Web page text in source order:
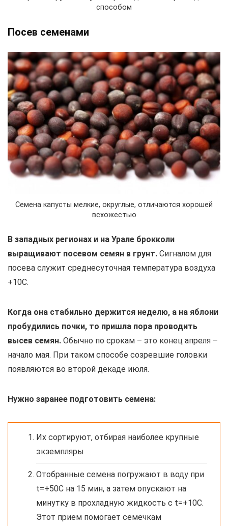
способом
Посев семенами
Семена капусты мелкие, округлые, отличаются хорошей
всхожестью
В западных регионах и на Урале брокколи
выращивают посевом семян в грунт. Сигналом для
посева служит среднесуточная температура воздуха
+10С.
Когда она стабильно держится неделю, а на яблони
пробудились почки, то пришла пора проводить
высев семян. Обычно по срокам – это конец апреля –
начало мая. При таком способе созревшие головки
появляются во второй декаде июля.
Нужно заранее подготовить семена:
Их сортируют, отбирая наиболее крупные
экземпляры
Отобранные семена погружают в воду при
t=+50С на 15 мин, а затем опускают на
минутку в прохладную жидкость с t=+10С.
Этот прием помогает семечкам